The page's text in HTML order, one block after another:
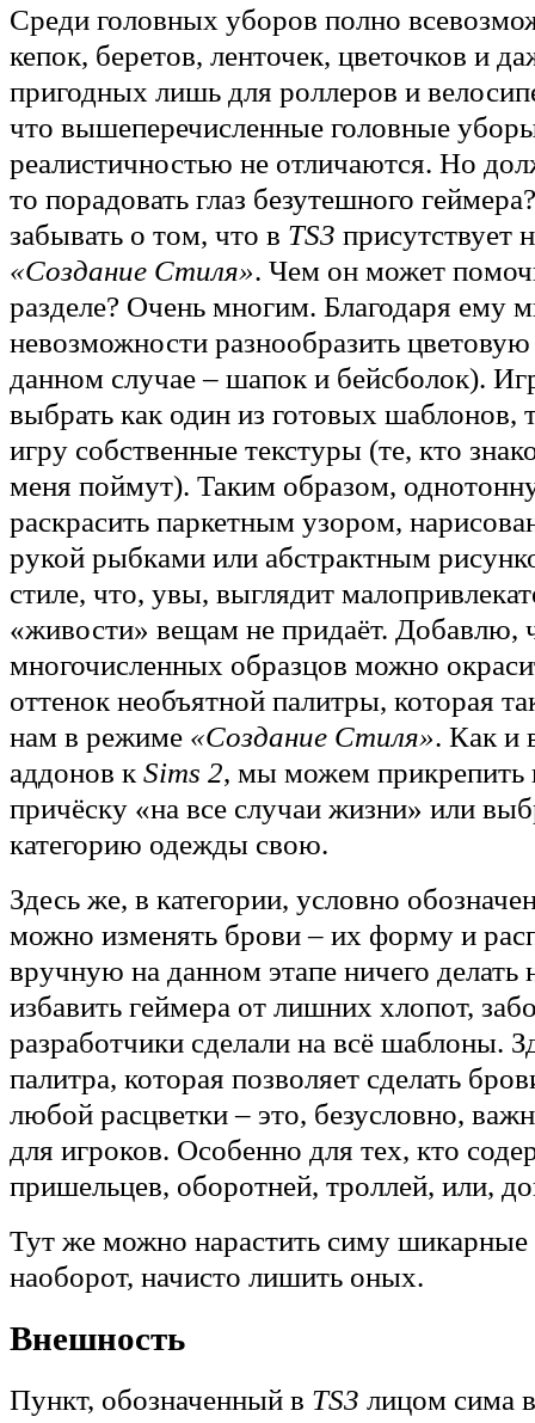
Среди головных уборов полно
кепок, беретов, ленточек, цветочков и
пригодных лишь для роллеров и
что вышеперечисленные головные
реалистичностью не отличаются. Но
то порадовать глаз безутешного
забывать о том, что в TS3 присутствует
«Создание Стиля». Чем он может
разделе? Очень многим. Благодаря ему
невозможности разнообразить
данном случае – шапок и бейсболок).
выбрать как один из готовых шаблонов,
игру собственные текстуры (те, кто
меня поймут). Таким образом,
раскрасить паркетным узором,
рукой рыбками или абстрактным
стиле, что, увы, выглядит
«живости» вещам не придаёт. Добавлю,
многочисленных образцов можно
оттенок необъятной палитры, которая
нам в режиме «Создание Стиля». Как и
аддонов кSims 2, мы можем прикрепить
причёску «на все случаи жизни» или
категорию одежды свою.
Здесь же, в категории, условно
можно изменять брови – их форму и
вручную на данном этапе ничего делать
избавить геймера от лишних хлопот,
разработчики сделали на всё шаблоны.
палитра, которая позволяет сделать
любой расцветки – это, безусловно,
для игроков. Особенно для тех, кто
пришельцев, оборотней, троллей, или,
Тут же можно нарастить симу
наоборот, начисто лишить оных.
Внешность
Пункт, обозначенный в TS3 лицом сима